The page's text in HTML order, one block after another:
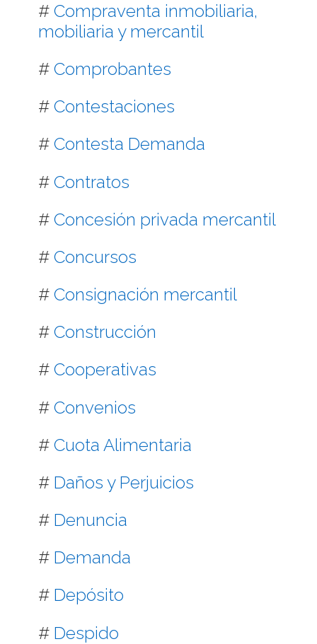
# Compraventa inmobiliaria,
mobiliaria y mercantil
# Comprobantes
# Contestaciones
# Contesta Demanda
# Contratos
# Concesión privada mercantil
# Concursos
# Consignación mercantil
# Construcción
# Cooperativas
# Convenios
# Cuota Alimentaria
# Daños y Perjuicios
# Denuncia
# Demanda
# Depósito
# Despido